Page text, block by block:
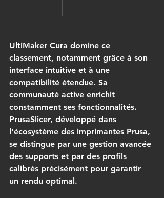
UltiMaker Cura domine ce
classement, notamment grâce à son
interface intuitive et à une
compatibilité étendue. Sa
communauté active enrichit
constamment ses fonctionnalités.
PrusaSlicer, développé dans
l'écosystème des imprimantes Prusa,
se distingue par une gestion avancée
des supports et par des profils
calibrés précisément pour garantir
un rendu optimal.